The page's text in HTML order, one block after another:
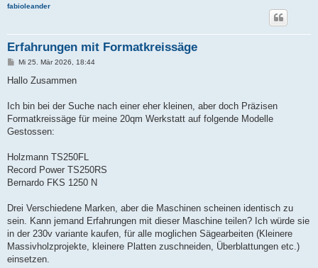
fabioleander
Erfahrungen mit Formatkreissäge
B
i
a
Mi 25. Mär 2026, 18:44
Hallo Zusammen
Ich bin bei der Suche nach einer eher kleinen, aber doch Präzisen
Formatkreissäge für meine 20qm Werkstatt auf folgende Modelle
Gestossen:
Holzmann TS250FL
Record Power TS250RS
Bernardo FKS 1250 N
Drei Verschiedene Marken, aber die Maschinen scheinen identisch zu
sein. Kann jemand Erfahrungen mit dieser Maschine teilen? Ich würde sie
in der 230v variante kaufen, für alle moglichen Sägearbeiten (Kleinere
Massivholzprojekte, kleinere Platten zuschneiden, Überblattungen etc.)
einsetzen.